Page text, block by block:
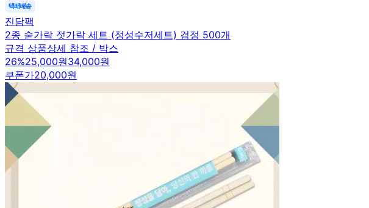
진담팩
2종 숟가락 젓가락 세트 (정성수저세트) 검정 500개
규격 상품상세 참조 / 박스
26%25,000원34,000원
쿠폰가20,000원